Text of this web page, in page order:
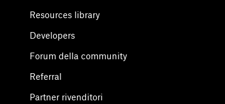
Resources library
Developers
Forum della community
Referral
Partner rivenditori